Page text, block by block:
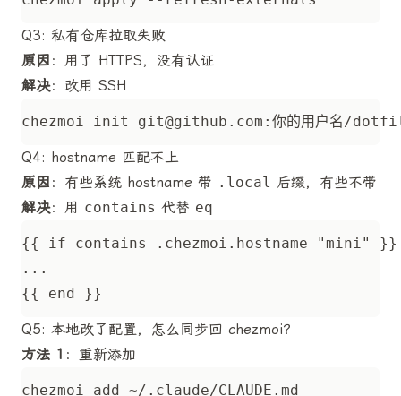
Q3: 私有仓库拉取失败
原因 ：用了 HTTPS，没有认证
解决：改用 SSH
chezmoi init git@github.com
Q4: hostname 匹配不上
原因 ：有些系统 hostname 带 .local 后缀，有些不带
解决：用 contains 代替 eq
Q5: 本地改了配置，怎么同步回 chezmoi？
方法 1 ：重新添加